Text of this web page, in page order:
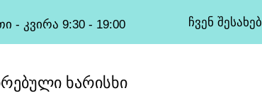
- კვირა 9:30 - 19:00 ჩვენ შესახებ
ხარისხი